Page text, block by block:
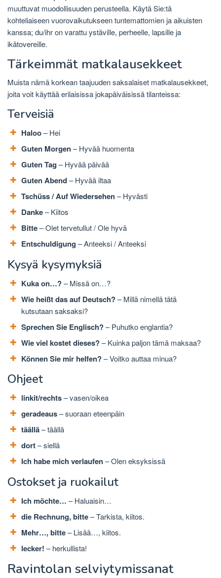
muuttuvat muodollisuuden perusteella. Käytä Sie:tä
kohteliaiseen vuorovaikutukseen tuntemattomien ja aikuisten
kanssa; du/ihr on varattu ystäville, perheelle, lapsille ja
ikätovereille.
Tärkeimmät matkalausekkeet
Muista nämä korkean taajuuden saksalaiset matkalausekkeet,
joita voit käyttää erilaisissa jokapäiväisissä tilanteissa:
Terveisiä
Haloo– Hei
Guten Morgen– Hyvää huomenta
Guten Tag – Hyvää päivää
Guten Abend– Hyvää iltaa
Tschüss / Auf Wiedersehen– Hyvästi
Danke– Kiitos
Bitte– Olet tervetullut / Ole hyvä
Entschuldigung – Anteeksi / Anteeksi
Kysyä kysymyksiä
Kuka on…?– Missä on…?
Wie heißt das auf Deutsch?– Millä nimellä tätä
kutsutaan saksaksi?
Sprechen Sie Englisch?– Puhutko englantia?
Wie viel kostet dieses?– Kuinka paljon tämä maksaa?
Können Sie mir helfen?– Voitko auttaa minua?
Ohjeet
linkit/rechts– vasen/oikea
geradeaus– suoraan eteenpäin
täällä– täällä
dort– siellä
Ich habe mich verlaufen– Olen eksyksissä
Ostokset ja ruokailut
Ich möchte… – Haluaisin…
die Rechnung, bitte– Tarkista, kiitos.
Mehr…, bitte– Lisää…, kiitos.
lecker! – herkullista!
Ravintolan selviytymissanat